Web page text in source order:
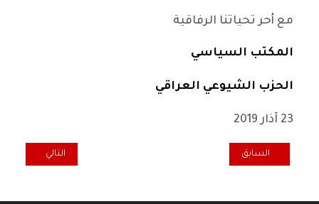
مع أحر تحياتنا الرفاقية
المكتب السياسي
الحزب الشيوعي العراقي
23 آذار 2019
المقال السابق: رسالة تحية الى المؤتمر العام الثامن للمنبر التقدمي في
السابق المقال التالي: حفل
التالي